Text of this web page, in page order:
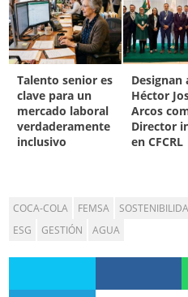
Talento senior es
clave para un
mercado laboral
verdaderamente
inclusivo
Designan
Héctor
Arcos
Director
en CFCRL
COCA-COLA FEMSA
ESG
GESTIÓN AGUA